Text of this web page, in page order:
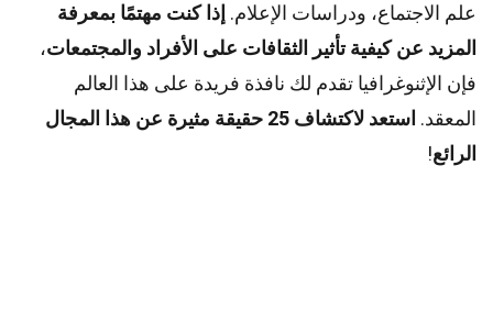
علم الاجتماع، ودراسات الإعلام. إذا كنت مهتمًا بمعرفة
المزيد عن كيفية تأثير الثقافات على الأفراد والمجتمعات،
فإن الإثنوغرافيا تقدم لك نافذة فريدة على هذا العالم
المعقد.
استعد لاكتشاف 25 حقيقة مثيرة عن هذا المجال
الرائع!